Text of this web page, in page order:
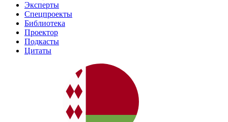
Эксперты
Спецпроекты
Библиотека
Проектор
Подкасты
Цитаты